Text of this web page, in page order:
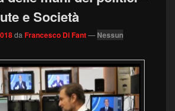
e Società
da Francesco Di Fant— Nessun